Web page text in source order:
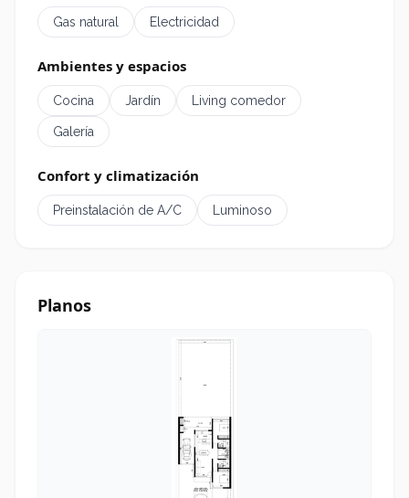
Gas natural Electricidad
Ambientes y espacios
Cocina Jardín Living comedor
Galería
Confort y climatización
Preinstalación de A/C Luminoso
Planos